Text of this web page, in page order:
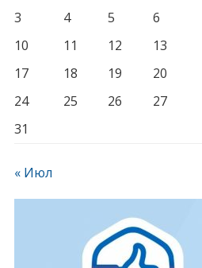
3
4 5 6
10
11 12 13
17
18 19 20
24
25 26 27
31
« Июл